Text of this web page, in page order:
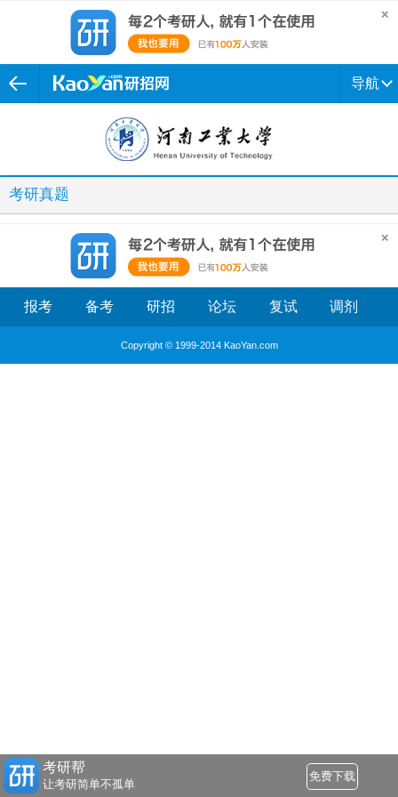
导航
考研真题
报考 备考 研招 论坛 复试 调剂
Copyright © 1999-2014 KaoYan.com
考研帮
让考研简单不孤单
免费下载